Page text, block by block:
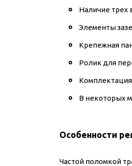
Наличие трех
Элементы
Крепежная
Ролик для
В некоторых
Особенности
Частой поломкой